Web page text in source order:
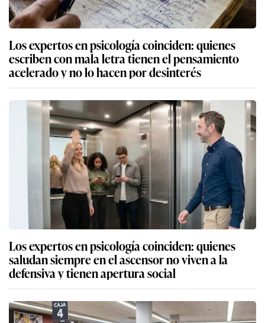
Los expertos en psicología coinciden: quienes
escriben con mala letra tienen el pensamiento
acelerado y no lo hacen por desinterés
Los expertos en psicología coinciden: quienes
saludan siempre en el ascensor no viven a la
defensiva y tienen apertura social